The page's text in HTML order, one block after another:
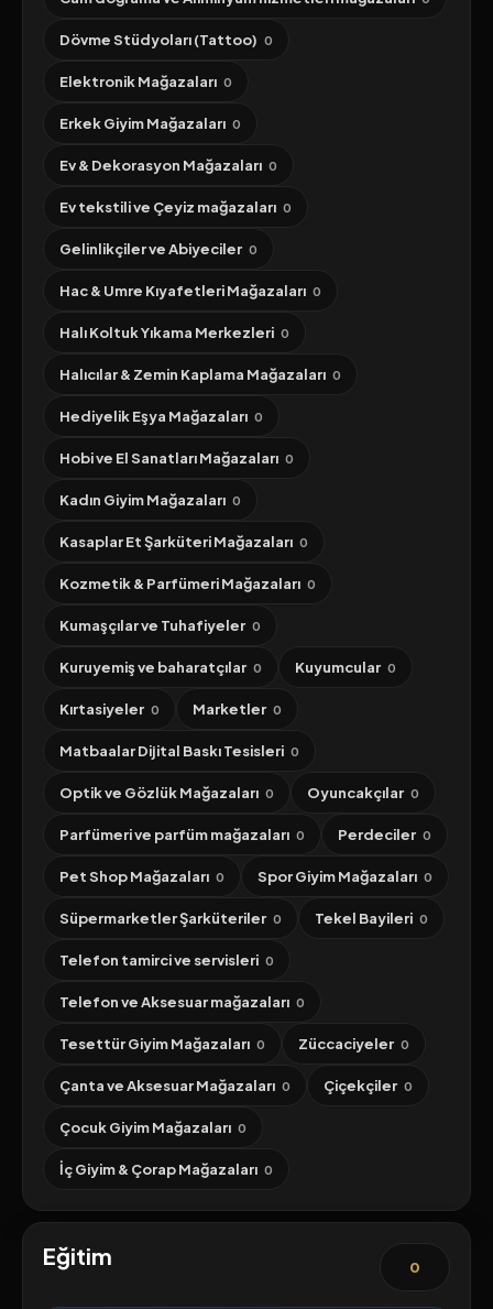
Dövme Stüdyoları (Tattoo) 0
Elektronik Mağazaları 0
Erkek Giyim Mağazaları 0
Ev & Dekorasyon Mağazaları 0
Ev tekstili ve Çeyiz mağazaları 0
Gelinlikçiler ve Abiyeciler 0
Hac & Umre Kıyafetleri Mağazaları 0
Halı Koltuk Yıkama Merkezleri 0
Halıcılar & Zemin Kaplama Mağazaları 0
Hediyelik Eşya Mağazaları 0
Hobi ve El Sanatları Mağazaları 0
Kadın Giyim Mağazaları 0
Kasaplar Et Şarküteri Mağazaları 0
Kozmetik & Parfümeri Mağazaları 0
Kumaşçılar ve Tuhafiyeler 0
Kuruyemiş ve baharatçılar 0 Kuyumcular 0
Kırtasiyeler 0 Marketler 0
Matbaalar Dijital Baskı Tesisleri 0
Optik ve Gözlük Mağazaları 0 Oyuncakçılar 0
Parfümeri ve parfüm mağazaları 0 Perdeciler 0
Pet Shop Mağazaları 0 Spor Giyim Mağazaları 0
Süpermarketler Şarküteriler 0 Tekel Bayileri 0
Telefon tamirci ve servisleri 0
Telefon ve Aksesuar mağazaları 0
Tesettür Giyim Mağazaları 0 Züccaciyeler 0
Çanta ve Aksesuar Mağazaları 0 Çiçekçiler 0
Çocuk Giyim Mağazaları 0
İç Giyim & Çorap Mağazaları 0
Eğitim 0